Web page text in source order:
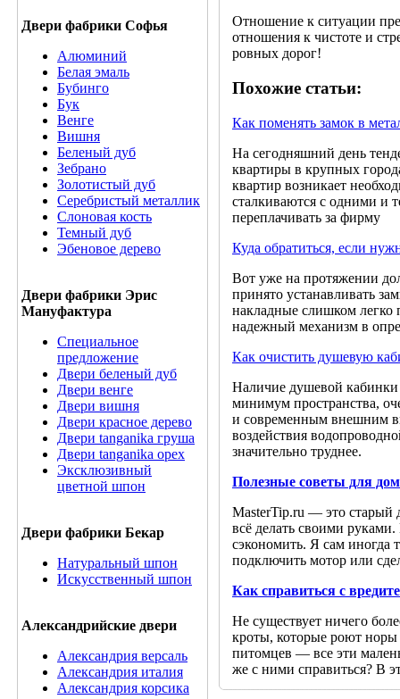
Двери фабрики Софья
Алюминий
Белая эмаль
Бубинго
Бук
Венге
Вишня
Беленый дуб
Зебрано
Золотистый дуб
Серебристый металлик
Слоновая кость
Темный дуб
Эбеновое дерево
Двери фабрики Эрис
Мануфактура
Специальное
предложение
Двери беленый дуб
Двери венге
Двери вишня
Двери красное дерево
Двери tanganika груша
Двери tanganika oрех
Эксклюзивный
цветной шпон
Двери фабрики Бекар
Натуральный шпон
Искусственный шпон
Александрийские двери
Александрия версаль
Александрия италия
Александрия корсика
Отношение к ситуации
отношения к чистоте и
ровных дорог!
Похожие статьи:
Как поменять замок в
На сегодняшний день
квартиры в крупных
квартир возникает
сталкиваются с одними и
переплачивать за фирму
Куда обратиться, если
Вот уже на протяжении
принято устанавливать
накладные слишком легко
надежный механизм в
Как очистить душевую
Наличие душевой кабинки
минимум пространства,
и современным внешним
воздействия
значительно труднее.
Полезные советы для
MasterTip.ru — это старый
всё делать своими
сэкономить. Я сам иногда
подключить мотор или
Как справиться с
Не существует ничего
кроты, которые роют
питомцев — все эти
же с ними справиться? В